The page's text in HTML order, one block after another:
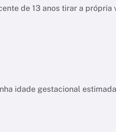
de 13 anos tirar a própria
idade gestacional